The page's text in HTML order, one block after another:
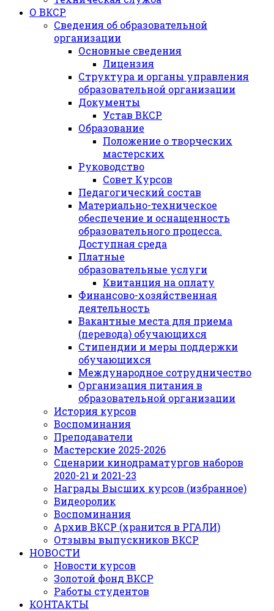
О ВКСР
Сведения об образовательной
организации
Основные сведения
Лицензия
Структура и органы управления
образовательной организации
Документы
Устав ВКСР
Образование
Положение о творческих
мастерских
Руководство
Совет Курсов
Педагогический состав
Материально-техническое
обеспечение и оснащенность
образовательного процесса.
Доступная среда
Платные
образовательные услуги
Квитанция на оплату
Финансово-хозяйственная
деятельность
Вакантные места для приема
(перевода) обучающихся
Стипендии и меры поддержки
обучающихся
Международное сотрудничество
Организация питания в
образовательной организации
История курсов
Воспоминания
Преподаватели
Мастерские 2025-2026
Сценарии кинодраматургов наборов
2020-21 и 2021-23
Награды Высших курсов (избранное)
Видеоролик
Воспоминания
Архив ВКСР (хранится в РГАЛИ)
Отзывы выпускников ВКСР
НОВОСТИ
Новости курсов
Золотой фонд ВКСР
Работы студентов
КОНТАКТЫ